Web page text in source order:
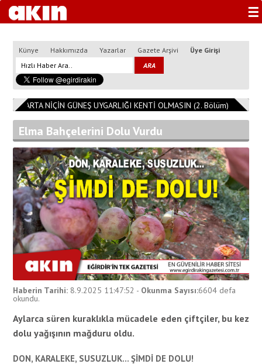
☰
Künye Hakkımızda Yazarlar Gazete Arşivi Üye Girişi
ISPARTA NİÇİN GÜNEŞ UYGARLIĞI KENTİ OLMASIN (2. Bölüm) 11:08:14
Elma Bahçelerini Dolu Vurdu
Haberin Tarihi: 8.9.2025 11:47:52 - Okunma Sayısı:6604 defa
okundu.
Aylarca süren kuraklıkla mücadele eden çiftçiler, bu kez
dolu yağışının mağduru oldu.
DON, KARALEKE, SUSUZLUK... ŞİMDİ DE DOLU!